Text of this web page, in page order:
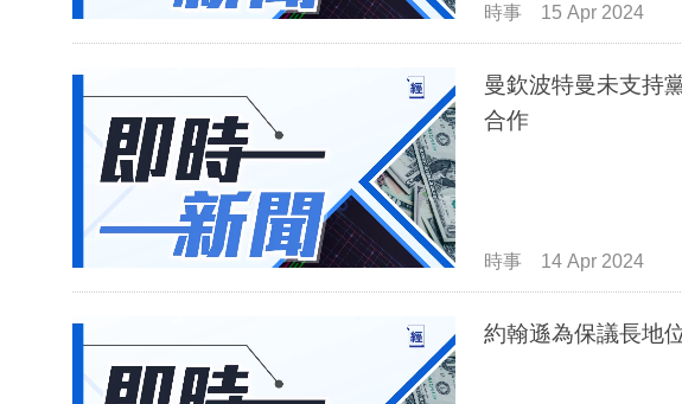
時事 15 Apr 2024
曼欽波特曼未支持
合作
時事 14 Apr 2024
約翰遜為保議長地